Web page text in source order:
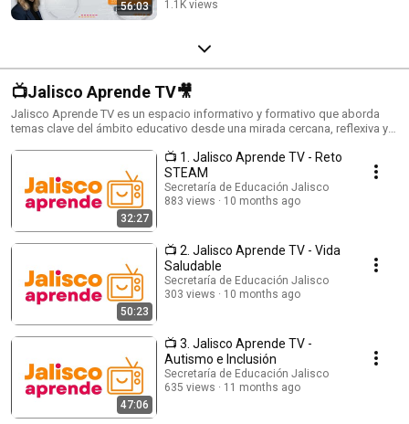
56:03
1.1K views
📺Jalisco Aprende TV🎥
Jalisco Aprende TV es un espacio informativo y formativo que aborda
temas clave del ámbito educativo desde una mirada cercana, reflexiva y
presenta contenidos relacionados con calidad educativa, diversidad,
innovación, valores, convivencia y experiencias que fortalecen el
aprendizaje dentro y fuera del aula. Un punto de encuentro para
docentes, familias y comunidad educativa que busca informar, dialogar y
construir una educación más humana, equitativa y con sentido social en
Jalisco. Producción: Secretaría de Educación del Estado de Jalisco y
Gobierno del Estado de Jalisco. Porque reflexionar, dialogar y aprender
juntos… también es educar #AlEstiloJalisco. #JaliscoAprendeTV
#EducaciónJalisco #GobiernoDeJalisco #SecretaríaDeEducaciónJalisco
#ComunidadEducativa #DocentesJalisco #InnovaciónEducativa
#CalidadEducativa #AlEstiloJalisco
32:27
📺 1. Jalisco Aprende TV - Reto
STEAM
Secretaría de Educación Jalisco
883 views
10 months ago
50:23
📺 2. Jalisco Aprende TV - Vida
Saludable
Secretaría de Educación Jalisco
303 views
10 months ago
47:06
📺 3. Jalisco Aprende TV -
Autismo e Inclusión
Secretaría de Educación Jalisco
635 views
11 months ago